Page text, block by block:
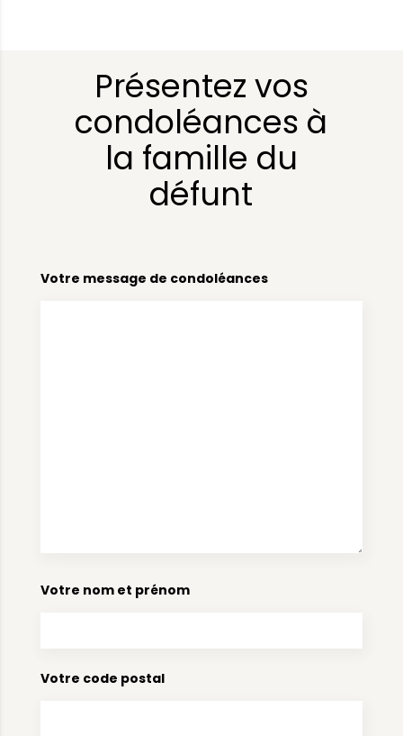
Présentez vos
condoléances à
la famille du
défunt
Votre message de condoléances
Votre nom et prénom
Votre code postal